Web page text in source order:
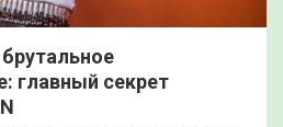
главный секрет